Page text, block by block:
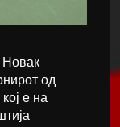
Новак
од
е на